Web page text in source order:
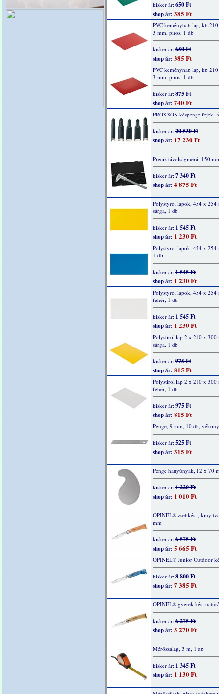
kisker ár: 650 Ft
shop ár: 385 Ft
PVC keményhab lap,
3 mm, piros, 1 db
kisker ár: 650 Ft
shop ár: 385 Ft
PVC keményhab lap, kb
3 mm, piros, 1 db
kisker ár: 875 Ft
shop ár: 740 Ft
PROXXON késpenge fejek,
kisker ár: 20 530 Ft
shop ár: 17 230 Ft
Precíz távolságmérő, 150
kisker ár: 7 340 Ft
shop ár: 4 875 Ft
Polystyrol lapok, 454 x 254
sárga, 1 db
kisker ár: 1 545 Ft
shop ár: 1 230 Ft
Polystyrol lapok, 454 x 254
1 db
kisker ár: 1 545 Ft
shop ár: 1 230 Ft
Polystyrol lapok, 454 x 254
fehér, 1 db
kisker ár: 1 545 Ft
shop ár: 1 230 Ft
Polystirol lap 2 x 210 x 300
sárga, 1 db
kisker ár: 975 Ft
shop ár: 815 Ft
Polystirol lap 2 x 210 x 300
fehér, 1 db
kisker ár: 975 Ft
shop ár: 815 Ft
Penge, 9 mm, 10 db, vékony
kisker ár: 525 Ft
shop ár: 315 Ft
Penge hattyúnyak, 12 x 70
kisker ár: 1 220 Ft
shop ár: 1 010 Ft
OPINEL® zsebkés, ,
mm
kisker ár: 6 575 Ft
shop ár: 5 665 Ft
OPINEL® Junior Outdoor
kisker ár: 8 800 Ft
shop ár: 7 385 Ft
OPINEL® gyerek kés,
kisker ár: 6 275 Ft
shop ár: 5 270 Ft
Mérőszalag, 3 m, 1 db
kisker ár: 1 345 Ft
shop ár: 1 130 Ft